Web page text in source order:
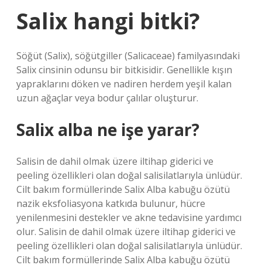
Salix hangi bitki?
Söğüt (Salix), söğütgiller (Salicaceae) familyasındaki
Salix cinsinin odunsu bir bitkisidir. Genellikle kışın
yapraklarını döken ve nadiren herdem yeşil kalan
uzun ağaçlar veya bodur çalılar oluşturur.
Salix alba ne işe yarar?
Salisin de dahil olmak üzere iltihap giderici ve
peeling özellikleri olan doğal salisilatlarıyla ünlüdür.
Cilt bakım formüllerinde Salix Alba kabuğu özütü
nazik eksfoliasyona katkıda bulunur, hücre
yenilenmesini destekler ve akne tedavisine yardımcı
olur. Salisin de dahil olmak üzere iltihap giderici ve
peeling özellikleri olan doğal salisilatlarıyla ünlüdür.
Cilt bakım formüllerinde Salix Alba kabuğu özütü